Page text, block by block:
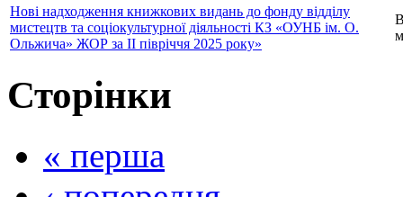
Нові надходження книжкових видань до фонду відділу
мистецтв та соціокультурної діяльності КЗ «ОУНБ ім. О.
Ольжича» ЖОР за ІІ півріччя 2025 року»
Сторінки
« перша